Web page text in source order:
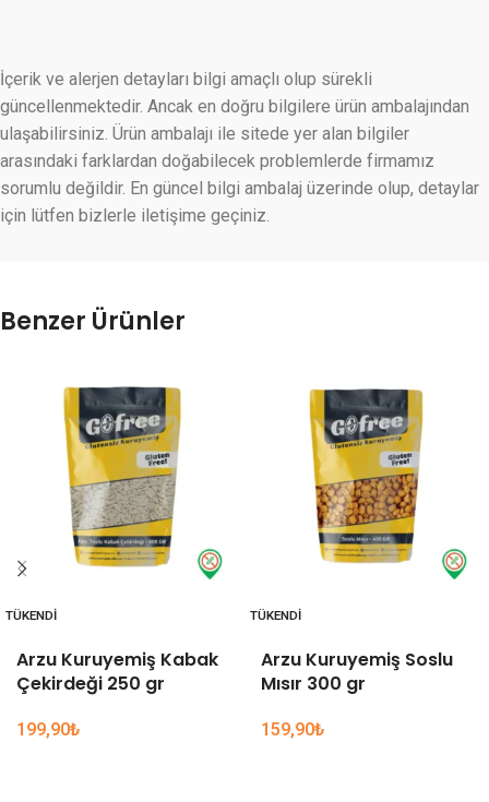
İçerik ve alerjen detayları bilgi amaçlı olup sürekli
güncellenmektedir. Ancak en doğru bilgilere ürün ambalajından
ulaşabilirsiniz. Ürün ambalajı ile sitede yer alan bilgiler
arasındaki farklardan doğabilecek problemlerde firmamız
sorumlu değildir. En güncel bilgi ambalaj üzerinde olup, detaylar
için lütfen bizlerle iletişime geçiniz.
Benzer Ürünler
TÜKENDI
Arzu Kuruyemiş Kabak
Çekirdeği 250 gr
199,90₺
TÜKENDI
Arzu Kuruyemiş Soslu
Mısır 300 gr
159,90₺